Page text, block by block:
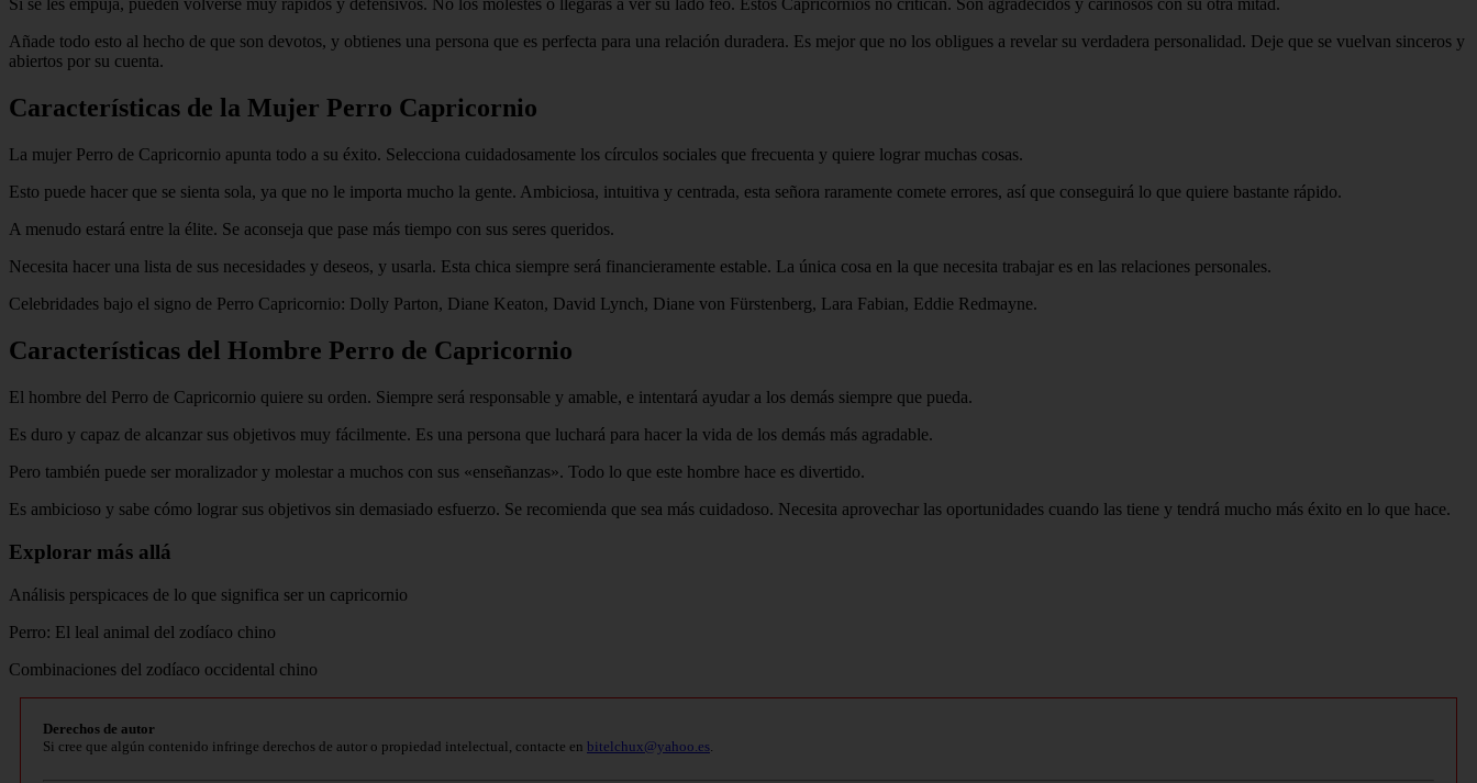
Si se les empuja, pueden volverse muy rápidos y defensivos. No los molestes o llegarás a ver su lado feo. Estos Capricornios no critican. Son agradecidos y cariñosos con su otra mitad.
Añade todo esto al hecho de que son devotos, y obtienes una persona que es perfecta para una relación duradera. Es mejor que no los obligues a revelar su verdadera personalidad. Deje que se vuelvan sinceros y
abiertos por su cuenta.
Características de la Mujer Perro Capricornio
La mujer Perro de Capricornio apunta todo a su éxito. Selecciona cuidadosamente los círculos sociales que frecuenta y quiere lograr muchas cosas.
Esto puede hacer que se sienta sola, ya que no le importa mucho la gente. Ambiciosa, intuitiva y centrada, esta señora raramente comete errores, así que conseguirá lo que quiere bastante rápido.
A menudo estará entre la élite. Se aconseja que pase más tiempo con sus seres queridos.
Necesita hacer una lista de sus necesidades y deseos, y usarla. Esta chica siempre será financieramente estable. La única cosa en la que necesita trabajar es en las relaciones personales.
Celebridades bajo el signo de Perro Capricornio: Dolly Parton, Diane Keaton, David Lynch, Diane von Fürstenberg, Lara Fabian, Eddie Redmayne.
Características del Hombre Perro de Capricornio
El hombre del Perro de Capricornio quiere su orden. Siempre será responsable y amable, e intentará ayudar a los demás siempre que pueda.
Es duro y capaz de alcanzar sus objetivos muy fácilmente. Es una persona que luchará para hacer la vida de los demás más agradable.
Pero también puede ser moralizador y molestar a muchos con sus «enseñanzas». Todo lo que este hombre hace es divertido.
Es ambicioso y sabe cómo lograr sus objetivos sin demasiado esfuerzo. Se recomienda que sea más cuidadoso. Necesita aprovechar las oportunidades cuando las tiene y tendrá mucho más éxito en lo que hace.
Explorar más allá
Análisis perspicaces de lo que significa ser un capricornio
Perro: El leal animal del zodíaco chino
Combinaciones del zodíaco occidental chino
Derechos de autor
Si cree que algún contenido infringe derechos de autor o propiedad intelectual, contacte en bitelchux@yahoo.es